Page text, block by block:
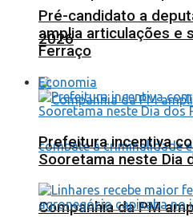
2026
Companhia da PM
Pré-candidato a
amplia articulações e
Ferraço
Economia
Prefeitura incentiva
Sooretama neste Dia